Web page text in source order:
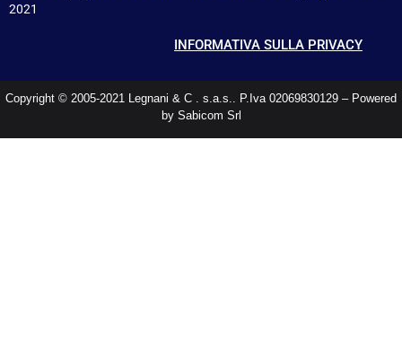
2021
INFORMATIVA SULLA PRIVACY
Copyright © 2005-2021 Legnani & C . s.a.s.. P.Iva 02069830129 – Powered
by Sabicom Srl